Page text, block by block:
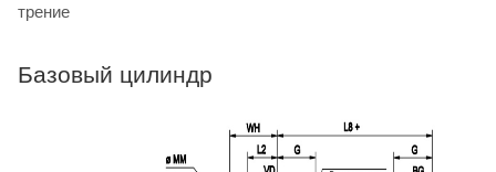
трение
Базовый цилиндр